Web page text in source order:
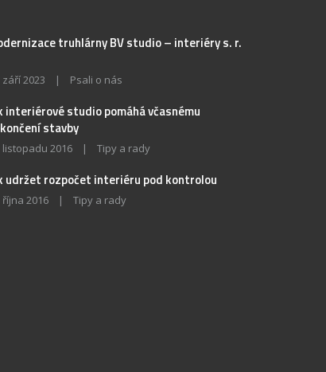
truhlárny BV studio – interiéry s. r.
září 2023 | Psali o nás
interiérové studio pomáhá včasnému
stavby
listopadu 2016 | Tipy a rady
udržet rozpočet interiéru pod kontrolou
října 2016 | Tipy a rady